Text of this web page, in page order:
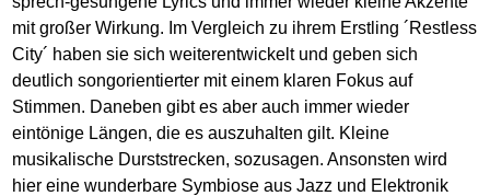
mit großer Wirkung. Im Vergleich zu ihrem Erstling ´Restless
City´ haben sie sich weiterentwickelt und geben sich
deutlich songorientierter mit einem klaren Fokus auf
Stimmen. Daneben gibt es aber auch immer wieder
eintönige Längen, die es auszuhalten gilt. Kleine
musikalische Durststrecken, sozusagen. Ansonsten wird
hier eine wunderbare Symbiose aus Jazz und Elektronik